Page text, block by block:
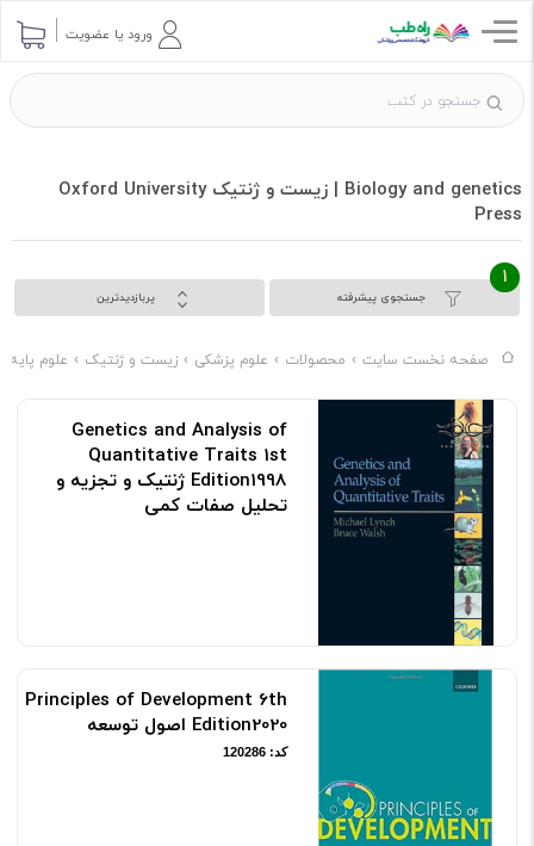
ورود یا عضویت
Biology and genetics | زیست و ژنتیک Oxford University
Press
جستجوی پیشرفته
1
پربازدیدترین
صفحه نخست سایت محصولات علوم پزشکی زیست و ژنتیک علوم پایه
Genetics and Analysis of
Quantitative Traits 1st
Edition1998 ژنتیک و تجزیه و
تحلیل صفات کمی
Principles of Development 6th
Edition2020 اصول توسعه
کد: 120286